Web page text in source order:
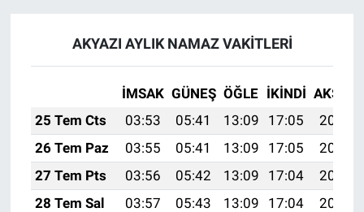
AKYAZI AYLIK NAMAZ VAKITLERI
İMSAK GÜNEŞ ÖĞLE İKINDI AKŞAM
25 Tem Cts
03:53 05:41 13:09 17:05
20:28
26 Tem Paz
03:55 05:41 13:09 17:05
20:27
27 Tem Pts
03:56 05:42 13:09 17:04
20:26
28 Tem Sal
03:57 05:43 13:09 17:04
20:25